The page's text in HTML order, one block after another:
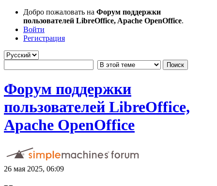
Добро пожаловать на Форум поддержки
пользователей LibreOffice, Apache OpenOffice.
Войти
Регистрация
Форум поддержки
пользователей LibreOffice,
Apache OpenOffice
26 мая 2025, 06:09